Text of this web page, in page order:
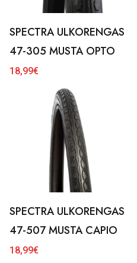
SPECTRA ULKORENGAS
47-305 MUSTA OPTO
18,99€
SPECTRA ULKORENGAS
47-507 MUSTA CAPIO
18,99€